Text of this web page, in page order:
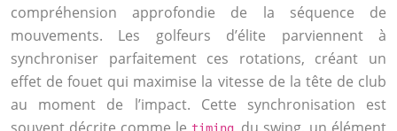
compréhension approfondie de la séquence de
mouvements. Les golfeurs d’élite parviennent à
synchroniser parfaitement ces rotations, créant un
effet de fouet qui maximise la vitesse de la tête de club
au moment de l’impact. Cette synchronisation est